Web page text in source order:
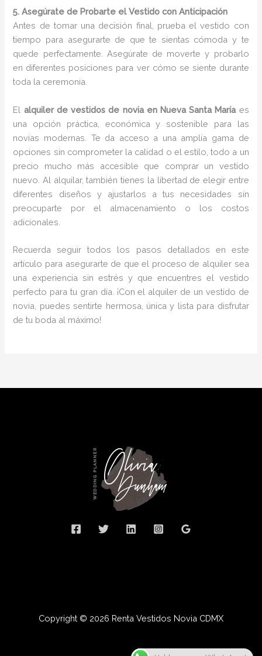
5. Asegúrate de Probarte el Vestido con Anticipación
Antes de tomar una decisión final, prueba el vestido con
tiempo para asegurarte de que te sientas cómoda y te
quede perfectamente. Asegúrate de moverte y probarlo
en diferentes posiciones para ver cómo se siente durante
toda la ceremonia.
El alquiler de vestidos de novia en Nueva Santa Maríaes
una opción práctica, económica y sostenible para las
novias modernas. Te da acceso a una amplia gama de
opciones sin comprometer la calidad o el estilo, todo a un
precio mucho más accesible que comprar un vestido
nuevo. Al alquilar, también tienes la libertad de elegir entre
diferentes diseños y ajustarlos a tus necesidades sin
preocuparte por el almacenamiento o los costos
adicionales.
Recuerda seguir todos los pasos detallados en este
artículo para asegurarte de que el proceso de alquiler sea
una experiencia sin estrés y que encuentres el vestido
perfecto para tu gran día. ¡Con el alquiler de un vestido de
novia, puedes sentirte hermosa, única y lista para disfrutar
de tu boda al máximo!
Copyright © 2026 Renta Vestidos Novia CDMX